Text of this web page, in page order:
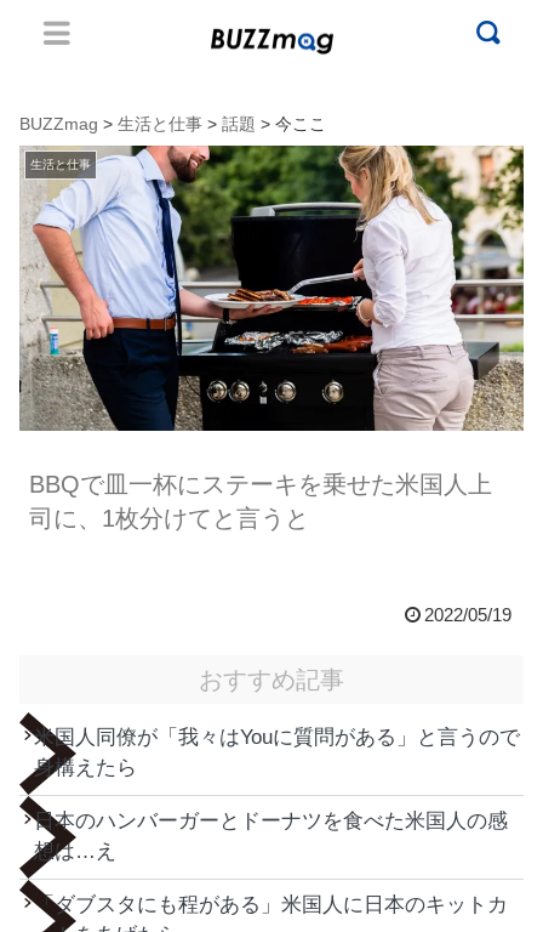
BUZZmag > 生活と仕事 > 話題 > 今ここ
生活と仕事
BBQで皿一杯にステーキを乗せた米国人上
司に、1枚分けてと言うと
2022/05/19
おすすめ記事
米国人同僚が「我々はYouに質問がある」と言うので
身構えたら
日本のハンバーガーとドーナツを食べた米国人の感
想は…え
「ダブスタにも程がある」米国人に日本のキットカ